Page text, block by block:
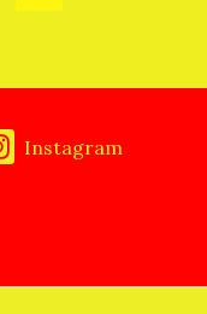
Instagram